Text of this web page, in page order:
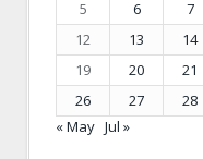
5
6 7
12
13 14
19
20 21
26
27 28
« May Jul »